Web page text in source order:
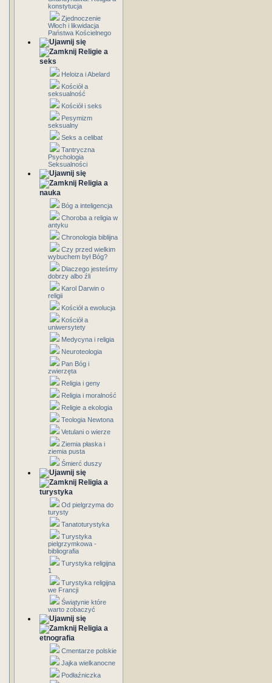
konstytucja
Zjednoczenie
Włoch i likwidacja
Państwa Kościelnego
Religie a
seks
Heloiza i Abelard
Kościół a
seksualność
Kościół i seks
Pesymizm
seksualny
Seks a celibat
Tantryczna
Psychologia
Seksualności
Religia a
nauka
Bóg a inteligencja
Choroba a religia w
antyku
Chronologia biblijna
Czy przed wielkim
wybuchem był Bóg?
Dlaczego jesteśmy
dobrzy albo źli
Karol Darwin o
religii
Kościół a ewolucja
Kościół a
uniwersytety
Medycyna i religia
Neuroteologia
Pan Bóg i
zwierzęta
Religia i geny
Religia i moralność
Religie a ekologia
Teologia Newtona
Vetulani o wierze
Ziemia płaska i
ziemia pusta
Śmierć duszy
Religia a
turystyka
Od pielgrzyma do
turysty
Tanatoturystyka
Turystyka
pielgrzymkowa -
bibliografia
Turystyka religijna
1
Turystyka religijna
we Francji
Świątynie które
warto zobaczyć
Religia a
etnografia
Cmentarze polskie
Jajka wielkanocne
Podłaźniczka